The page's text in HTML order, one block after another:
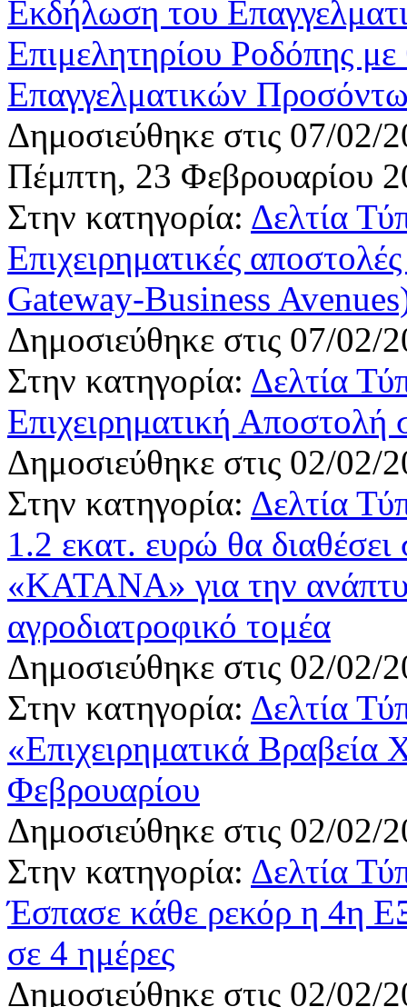
Εκδήλωση του
Επιμελητηρίου Ροδόπης
Επαγγελματικών
Δημοσιεύθηκε στις 07/02/
Πέμπτη, 23 Φεβρουαρίου
Στην κατηγορία: Δελτία
Επιχειρηματικές
Gateway-Business
Δημοσιεύθηκε στις 07/02/
Στην κατηγορία: Δελτία
Επιχειρηματική
Δημοσιεύθηκε στις 02/02/
Στην κατηγορία: Δελτία
1.2 εκατ. ευρώ θα
«ΚΑΤΑΝΑ» για την
αγροδιατροφικό τομέα
Δημοσιεύθηκε στις 02/02/
Στην κατηγορία: Δελτία
«Επιχειρηματικά
Φεβρουαρίου
Δημοσιεύθηκε στις 02/02/
Στην κατηγορία: Δελτία
Έσπασε κάθε ρεκόρ η 4η
σε 4 ημέρες
Δημοσιεύθηκε στις 02/02/